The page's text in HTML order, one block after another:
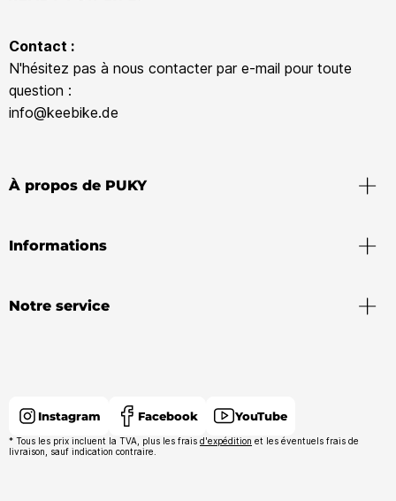
Contact :
N'hésitez pas à nous contacter par e-mail pour toute
question :
info@keebike.de
À propos de PUKY
Informations
Notre service
Instagram Facebook YouTube
* Tous les prix incluent la TVA, plus les frais d'expédition et les éventuels frais de
livraison, sauf indication contraire.